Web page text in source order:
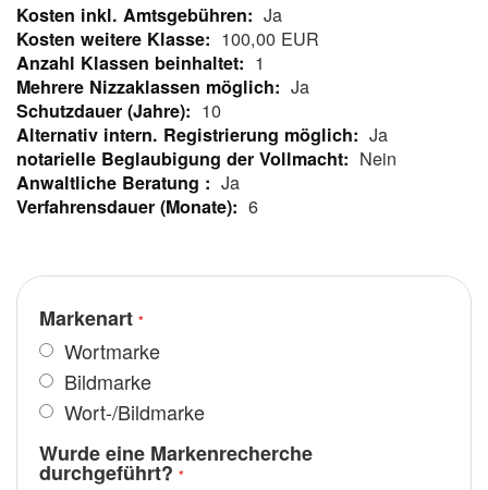
Mehr
Informationen
Ja
100,00 EUR
1
Ja
10
Ja
Nein
Ja
6
Markenart
Wortmarke
Bildmarke
Wort-/Bildmarke
Wurde eine Markenrecherche
durchgeführt?